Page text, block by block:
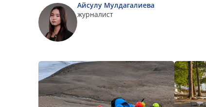
Айсулу Мулдагалиева
журналист